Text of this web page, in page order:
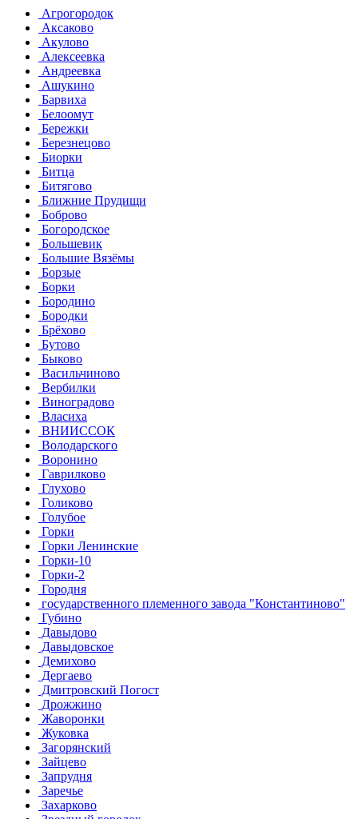
Агрогородок
Аксаково
Акулово
Алексеевка
Андреевка
Ашукино
Барвиха
Белоомут
Бережки
Березнецово
Биорки
Битца
Битягово
Ближние Прудищи
Боброво
Богородское
Большевик
Большие Вязёмы
Борзые
Борки
Бородино
Бородки
Брёхово
Бутово
Быково
Васильчиново
Вербилки
Виноградово
Власиха
ВНИИССОК
Володарского
Воронино
Гаврилково
Глухово
Голиково
Голубое
Горки
Горки Ленинские
Горки-10
Горки-2
Городня
государственного племенного завода "Константиново"
Губино
Давыдово
Давыдовское
Демихово
Дергаево
Дмитровский Погост
Дрожжино
Жаворонки
Жуковка
Загорянский
Зайцево
Запрудня
Заречье
Захарково